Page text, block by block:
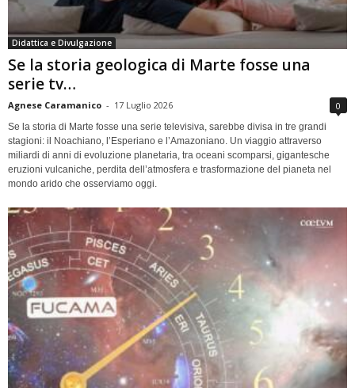
Didattica e Divulgazione
Se la storia geologica di Marte fosse una
serie tv…
Agnese Caramanico - 17 Luglio 2026 0
Se la storia di Marte fosse una serie televisiva, sarebbe divisa in tre grandi
stagioni: il Noachiano, l’Esperiano e l’Amazoniano. Un viaggio attraverso
miliardi di anni di evoluzione planetaria, tra oceani scomparsi, gigantesche
eruzioni vulcaniche, perdita dell’atmosfera e trasformazione del pianeta nel
mondo arido che osserviamo oggi.